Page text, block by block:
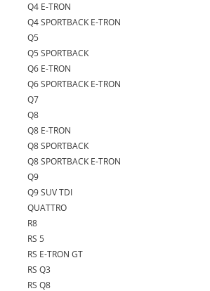
Q4 E-TRON
Q4 SPORTBACK E-TRON
Q5
Q5 SPORTBACK
Q6 E-TRON
Q6 SPORTBACK E-TRON
Q7
Q8
Q8 E-TRON
Q8 SPORTBACK
Q8 SPORTBACK E-TRON
Q9
Q9 SUV TDI
QUATTRO
R8
RS 5
RS E-TRON GT
RS Q3
RS Q8